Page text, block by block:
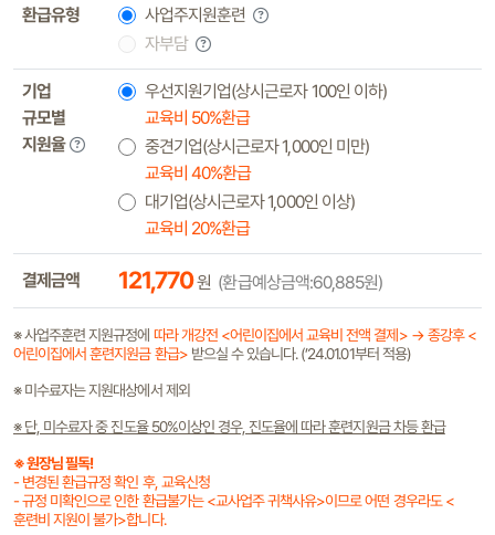
환급유형
사업주지원훈련
자부담
기업
규모별
지원율
우선지원기업(상시근로자 100인 이하)
교육비 50%환급
중견기업(상시근로자 1,000인 미만)
교육비 40%환급
대기업(상시근로자 1,000인 이상)
교육비 20%환급
결제금액 121,770원 (환급예상금액:60,885원)
※ 사업주훈련 지원규정에 따라 개강전 <어린이집에서 교육비 전액 결제> → 종강후 <
어린이집에서 훈련지원금 환급>받으실 수 있습니다. (’24.01.01부터 적용)
※ 미수료자는 지원대상에서 제외
※ 단, 미수료자 중 진도율 50%이상인 경우, 진도율에 따라 훈련지원금 차등 환급
※ 원장님 필독!
- 변경된 환급규정 확인 후, 교육신청
- 규정 미확인으로 인한 환급불가는<교사업주 귀책사유>이므로 어떤 경우라도<
훈련비 지원이 불가>합니다.